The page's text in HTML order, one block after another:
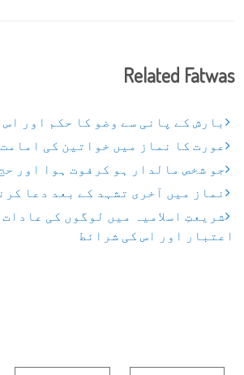
Related Fatwas
بارش کے پانی سے وضو کا حکم اور
عورت کا نماز میں خواتین کی
جو شخص مالدار ہو کرفوت ہوا اور
نماز میں آخری تشہد کے بعد دعا
شریعتِ اسلامیہ میں لوگوں کی عادات
اعتبار اور اس کی شرائط